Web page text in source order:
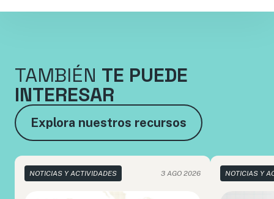
TAMBIÉN TE PUEDE
INTERESAR
Explora nuestros recursos
NOTICIAS Y ACTIVIDADES 3 AGO 2026 NOTICIAS Y